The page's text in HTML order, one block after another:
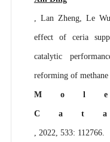
, Lan Zheng, Le
effect of ceria
catalytic
reforming of
, 2022, 533: 112766.